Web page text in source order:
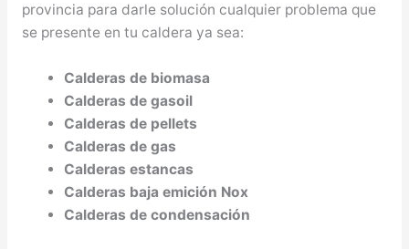
provincia para darle solución cualquier problema que
se presente en tu caldera ya sea:
Calderas de biomasa
Calderas de gasoil
Calderas de pellets
Calderas de gas
Calderas estancas
Calderas baja emición Nox
Calderas de condensación